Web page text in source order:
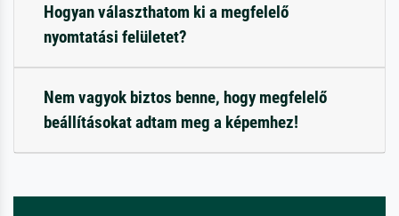
Hogyan választhatom ki a megfelelő
nyomtatási felületet?
Nem vagyok biztos benne, hogy megfelelő
beállításokat adtam meg a képemhez!